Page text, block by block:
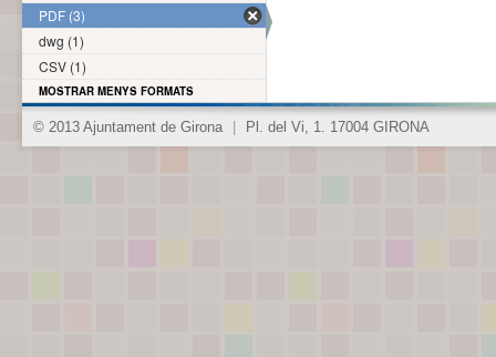
PDF (3)
dwg (1)
CSV (1)
MOSTRAR MENYS FORMATS
© 2013 Ajuntament de Girona Pl. del Vi, 1. 17004 GIRONA